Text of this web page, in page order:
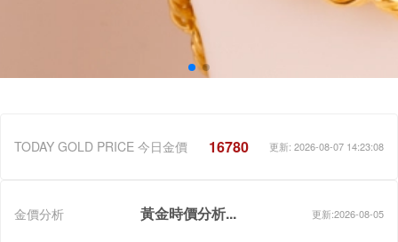
TODAY GOLD PRICE 今日金價 16780 更新: 2026-08-07 14:23:08
金價分析 黃金時價分析... 更新:2026-08-05